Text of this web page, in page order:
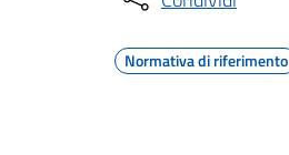
Normativa di riferimento